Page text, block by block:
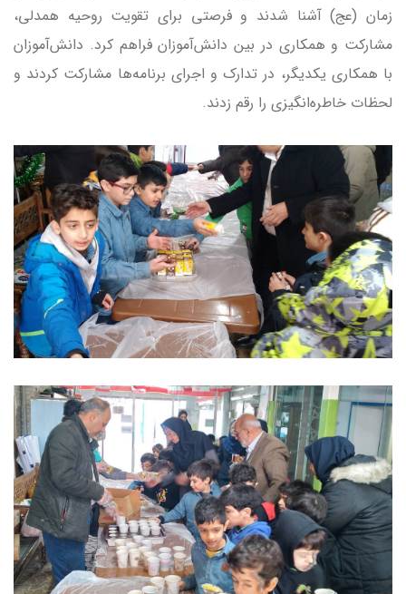
زمان (عج) آشنا شدند و فرصتی برای تقویت روحیه همدلی،
مشارکت و همکاری در بین دانش‌آموزان فراهم کرد. دانش‌آموزان
با همکاری یکدیگر، در تدارک و اجرای برنامه‌ها مشارکت کردند و
لحظات خاطره‌انگیزی را رقم زدند.